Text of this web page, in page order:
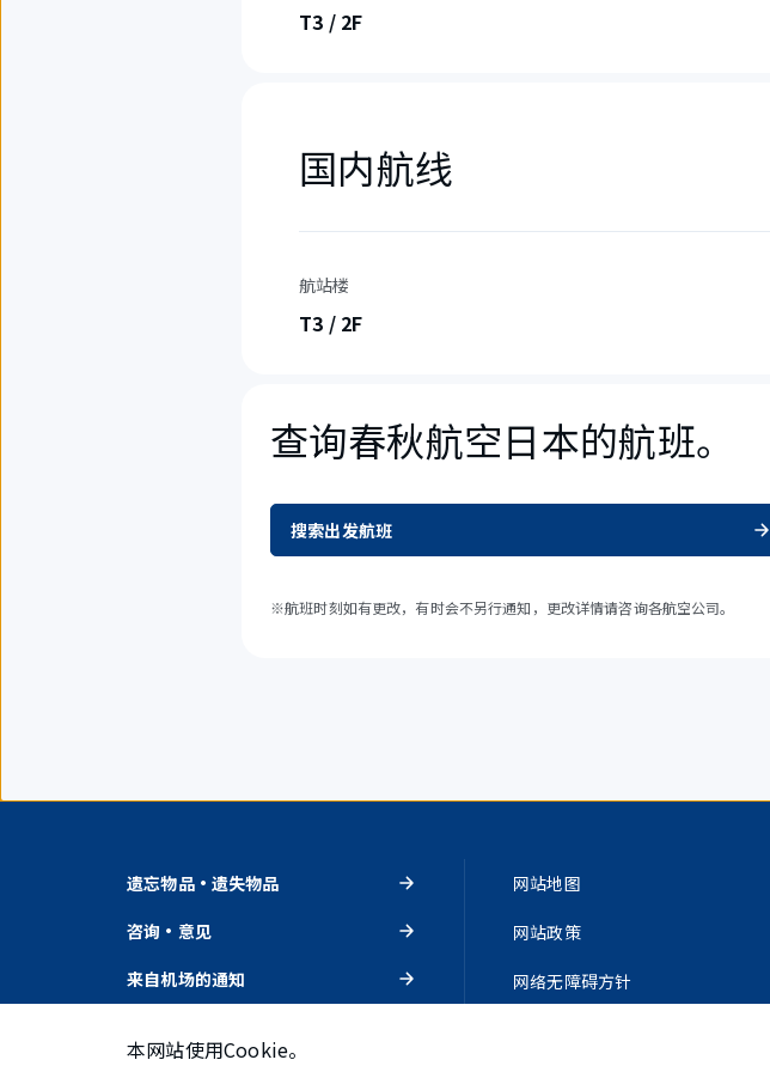
T3 / 2F
国内航线
航站楼
T3 / 2F
查询春秋航空日本的航班。
搜索出发航班
※航班时刻如有更改，有时会不另行通知，更改详情请咨询各航空公司。
遗忘物品・遗失物品
咨询・意见
来自机场的通知
网站地图
网站政策
网络无障碍方针
本网站使用Cookie。